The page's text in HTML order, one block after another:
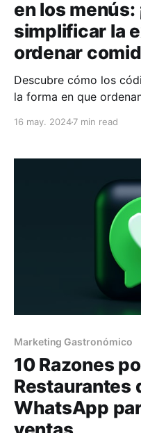
en los menús:
simplificar la
ordenar
Descubre cómo los
la forma en que
con esta nueva
16 may. 20247 min read
Marketing Gastronómico
10 Razones
Restaurantes
WhatsApp